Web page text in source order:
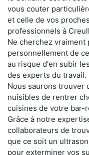
vous couter
et celle de vos
professionnels à
Ne cherchez vraiment
personnellement de
au risque d'en subir
des experts du travail.
Nous saurons trouver
nuisibles de rentrer
cuisines de votre bar-
Grâce à notre
collaborateurs de
que ce soit un
pour exterminer vos